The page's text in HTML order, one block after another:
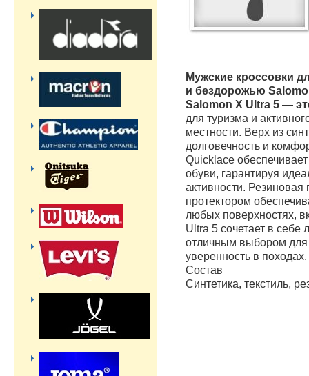
Мужские кроссовки
и бездорожью
Salomon X Ultra 5 —
для туризма и
местности. Верх из
долговечность и
Quicklace
обуви, гарантируя
активности.
протектором
любых поверхностях,
Ultra 5 сочетает в себе
отличным выбором для
уверенность в походах.
Состав
Синтетика, текстиль,